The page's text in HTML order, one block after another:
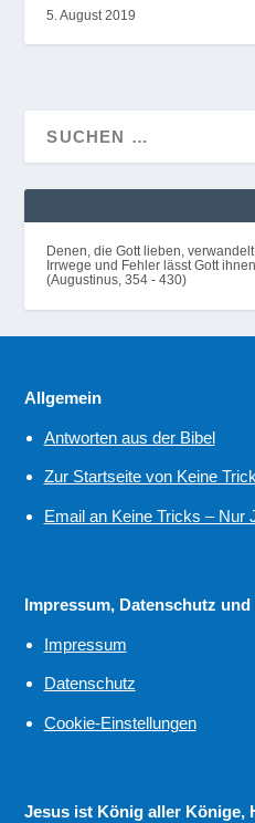
5. August 2019
Denen, die Gott lieben,
Irrwege und Fehler lässt Gott
(Augustinus, 354 - 430)
Allgemein
Antworten aus der Bibel
Zur Startseite von Keine
Email an Keine Tricks – Nur
Impressum, Datenschutz
Impressum
Datenschutz
Cookie-Einstellungen
Jesus ist König aller Könige,